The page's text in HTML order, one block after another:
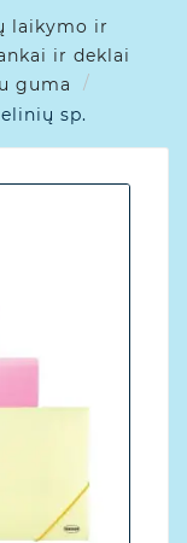
laikymo ir
ir deklai
guma
sp.